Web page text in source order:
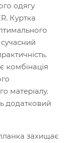
одягу
Куртка
комбінація
матеріалу.
додатковий
захищає